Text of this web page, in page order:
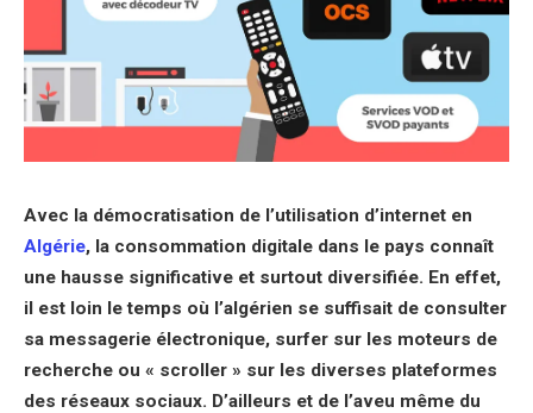
Avec la démocratisation de l’utilisation d’internet en
Algérie, la consommation digitale dans le pays connaît
une hausse significative et surtout diversifiée. En effet,
il est loin le temps où l’algérien se suffisait de consulter
sa messagerie électronique, surfer sur les moteurs de
recherche ou « scroller » sur les diverses plateformes
des réseaux sociaux. D’ailleurs et de l’aveu même du